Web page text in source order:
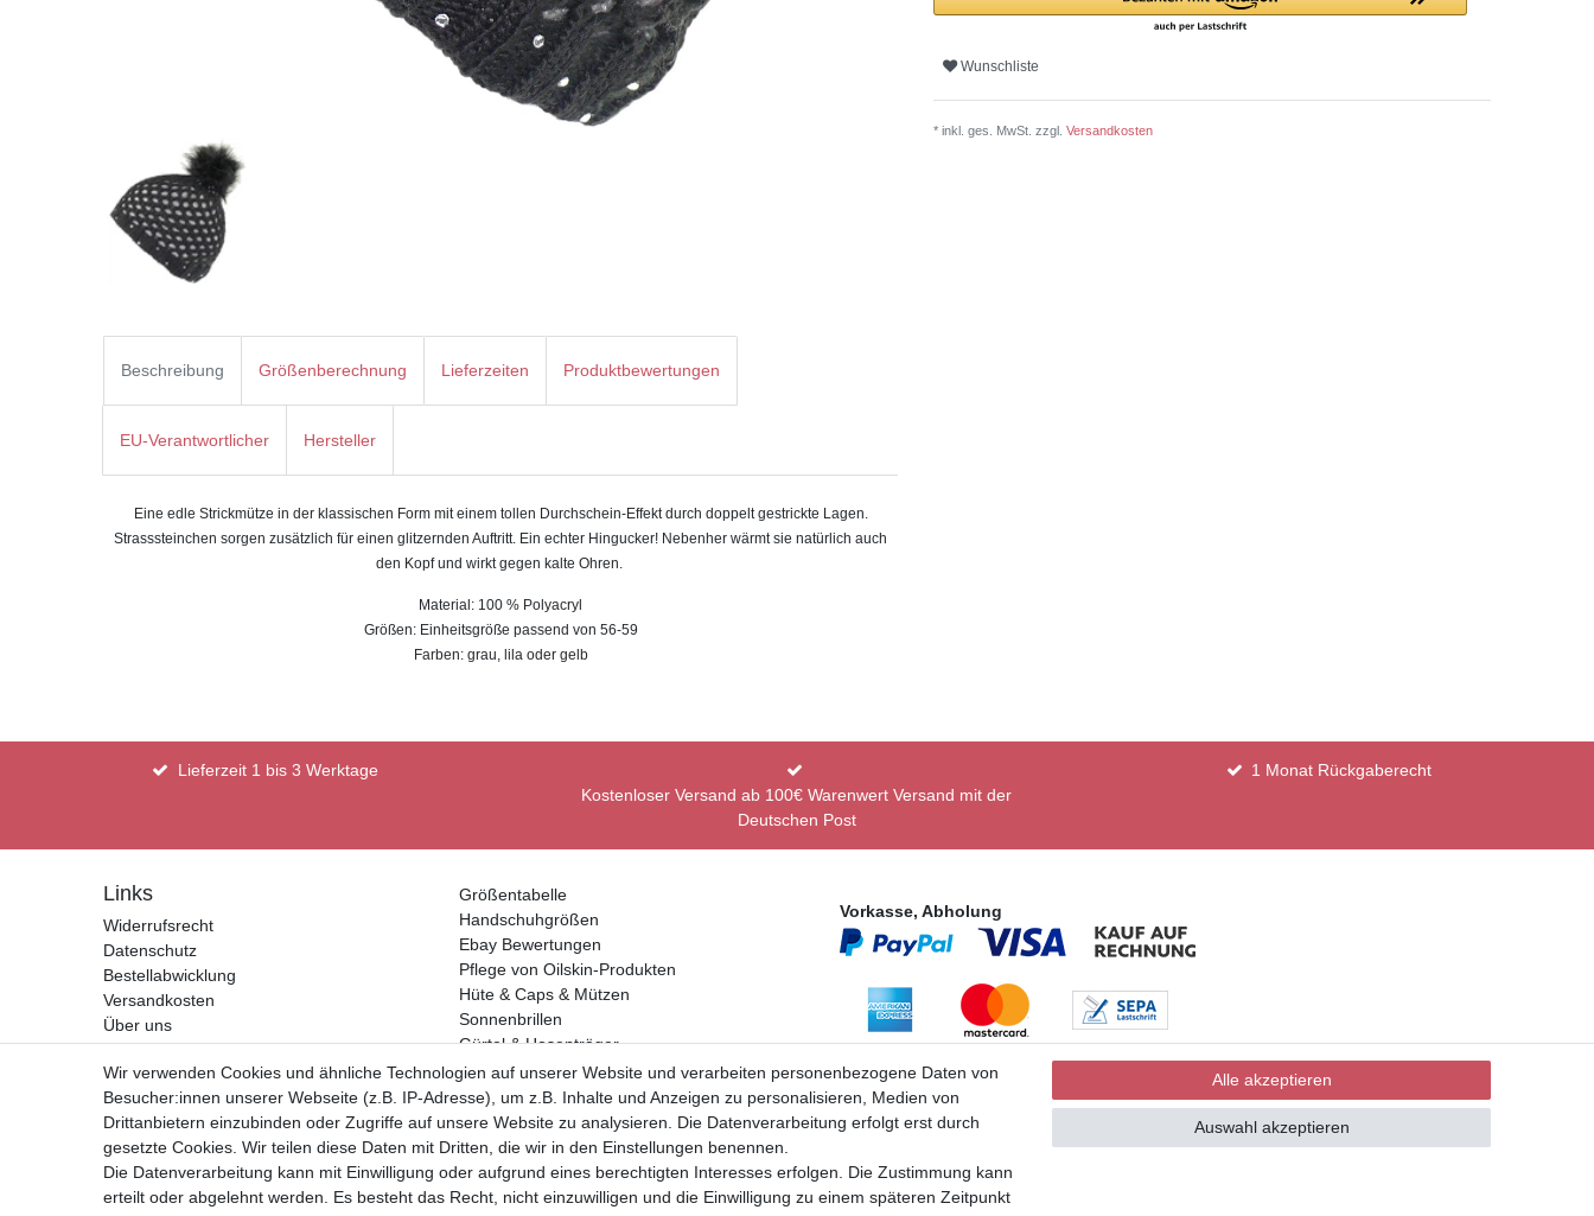
Wunschliste
* inkl. ges. MwSt. zzgl. Versandkosten
Beschreibung Größenberechnung Lieferzeiten Produktbewertungen
EU-Verantwortlicher Hersteller
Eine edle Strickmütze in der klassischen Form mit einem tollen Durchschein-Effekt durch doppelt gestrickte Lagen.
Strasssteinchen sorgen zusätzlich für einen glitzernden Auftritt. Ein echter Hingucker! Nebenher wärmt sie natürlich auch
den Kopf und wirkt gegen kalte Ohren.
Material: 100 % Polyacryl
Größen: Einheitsgröße passend von 56-59
Farben: grau, lila oder gelb
Lieferzeit 1 bis 3 Werktage
Kostenloser Versand ab 100€ Warenwert Versand mit der
Deutschen Post
1 Monat Rückgaberecht
Links
Widerrufsrecht
Datenschutz
Bestellabwicklung
Versandkosten
Über uns
Kontakt
Impressum
AGB
Vertrag widerrufen
Größentabelle
Handschuhgrößen
Ebay Bewertungen
Pflege von Oilskin-Produkten
Hüte & Caps & Mützen
Sonnenbrillen
Gürtel & Hosenträger
Geldbörsen
Vorkasse, Abholung
* Alle Preise inkl. Mehrwertsteuer und zuzüglich Versand | **ehemaliger Verkäuferpreis
Wir verwenden Cookies und ähnliche Technologien auf unserer Website und verarbeiten personenbezogene Daten von
Besucher:innen unserer Webseite (z.B. IP-Adresse), um z.B. Inhalte und Anzeigen zu personalisieren, Medien von
Drittanbietern einzubinden oder Zugriffe auf unsere Website zu analysieren. Die Datenverarbeitung erfolgt erst durch
gesetzte Cookies. Wir teilen diese Daten mit Dritten, die wir in den Einstellungen benennen.
Die Datenverarbeitung kann mit Einwilligung oder aufgrund eines berechtigten Interesses erfolgen. Die Zustimmung kann
erteilt oder abgelehnt werden. Es besteht das Recht, nicht einzuwilligen und die Einwilligung zu einem späteren Zeitpunkt
Alle akzeptieren
Auswahl akzeptieren